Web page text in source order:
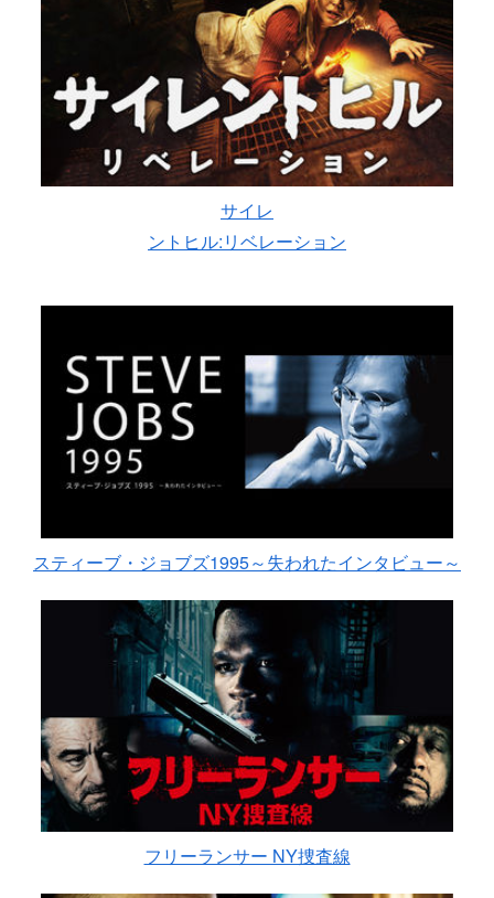
サイレ
ントヒル:リベレーション
スティーブ・ジョブズ1995～失われたインタビュー～
フリーランサー NY捜査線